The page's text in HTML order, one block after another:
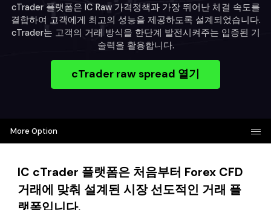
cTrader 플랫폼은 IC Raw 가격정책과 가장 뛰어난 체결 속도를
결합하여 고객에게 최고의 성능을 제공하도록 설계되었습니다.
cTrader는 고객의 거래 방식을 한단계 발전시켜주는 입증된 기
술력을 활용합니다.
cTrader raw spread 열기
More Option
IC cTrader 플랫폼은 처음부터 Forex CFD
거래에 맞춰 설계된 시장 선도적인 거래 플